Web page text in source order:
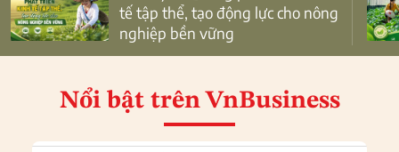
tế tập thể, tạo động lực cho nông
nghiệp bền vững
Nổi bật trên VnBusiness